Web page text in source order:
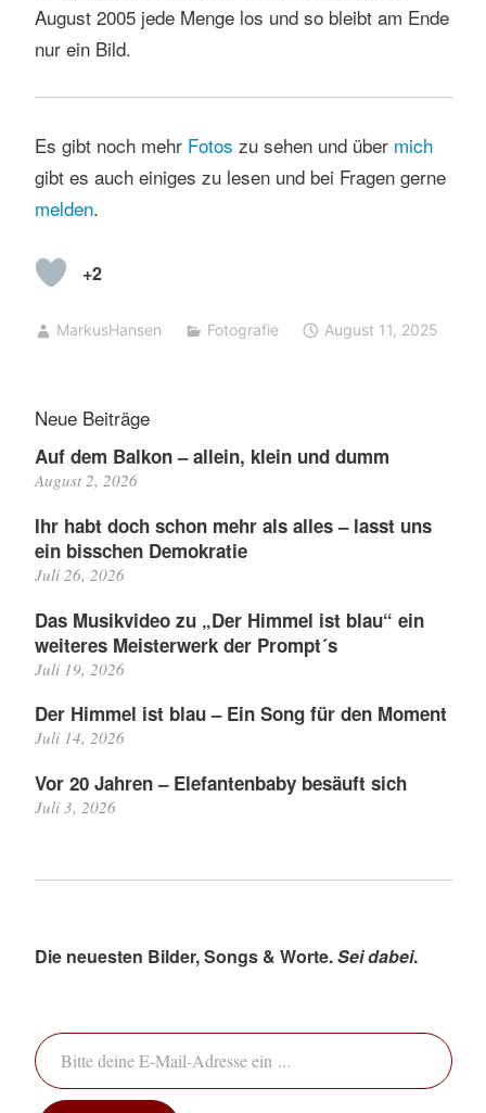
August 2005 jede Menge los und so bleibt am Ende
nur ein Bild.
Es gibt noch mehr Fotos zu sehen und über mich
gibt es auch einiges zu lesen und bei Fragen gerne
melden.
+2
MarkusHansen Fotografie August 11, 2025
Neue Beiträge
Auf dem Balkon – allein, klein und dumm
August 2, 2026
Ihr habt doch schon mehr als alles – lasst uns
ein bisschen Demokratie
Juli 26, 2026
Das Musikvideo zu „Der Himmel ist blau“ ein
weiteres Meisterwerk der Prompt´s
Juli 19, 2026
Der Himmel ist blau – Ein Song für den Moment
Juli 14, 2026
Vor 20 Jahren – Elefantenbaby besäuft sich
Juli 3, 2026
Die neuesten Bilder, Songs & Worte.Sei dabei.
Bitte deine E-Mail-Adresse ein ...